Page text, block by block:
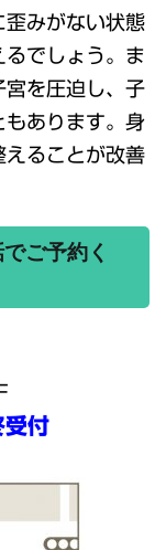
歪みがない状態
でしょう。ま
宮を圧迫し、子
もあります。身
えることが改善
ご予約く
F
付